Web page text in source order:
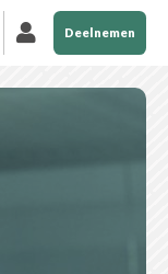
Deelnemen